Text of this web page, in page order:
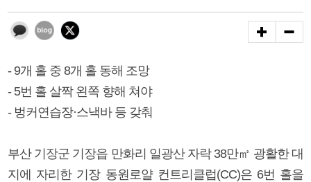
- 9개 홀 중 8개 홀 동해 조망
- 5번 홀 살짝 왼쪽 향해 쳐야
- 벙커연습장·스낵바 등 갖춰
부산 기장군 기장읍 만화리 일광산 자락 38만㎡ 광활한 대
지에 자리한 기장 동원로얄 컨트리클럽(CC)은 6번 홀을